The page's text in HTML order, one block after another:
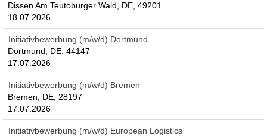
Dissen Am Teutoburger Wald, DE, 49201
18.07.2026
Initiativbewerbung (m/w/d) Dortmund
Dortmund, DE, 44147
17.07.2026
Initiativbewerbung (m/w/d) Bremen
Bremen, DE, 28197
17.07.2026
Initiativbewerbung (m/w/d) European Logistics